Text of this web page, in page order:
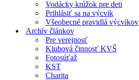
Vodácky krúžok pre deti
Prihlásiť sa na výcvik
Všeobecné pravidlá výcvikov
Archív článkov
Pre verejnosť
Klubová činnosť KVŠ
Fotosúťaž
KST
Charita